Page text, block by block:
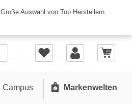
Große Auswahl von Top Herstellern
Campus Markenwelten